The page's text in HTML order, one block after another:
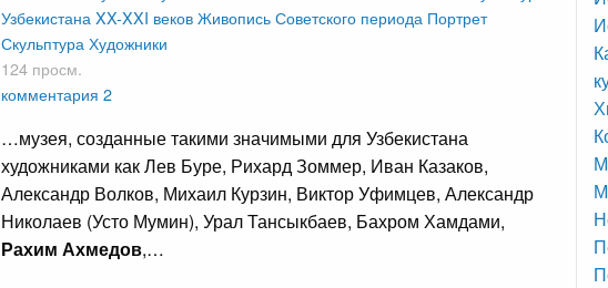
Узбекистана XX-XXI веков Живопись Советского периода Портрет
Скульптура Художники
124 просм.
комментария 2
…музея, созданные такими значимыми для Узбекистана
художниками как Лев Буре, Рихард Зоммер, Иван Казаков,
Александр Волков, Михаил Курзин, Виктор Уфимцев, Александр
Николаев (Усто Мумин), Урал Тансыкбаев, Бахром Хамдами,
Рахим Ахмедов,…